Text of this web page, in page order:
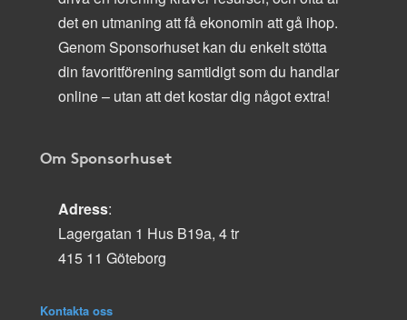
det en utmaning att få ekonomin att gå ihop.
Genom Sponsorhuset kan du enkelt stötta
din favoritförening samtidigt som du handlar
online – utan att det kostar dig något extra!
Om Sponsorhuset
Adress:
Lagergatan 1 Hus B19a, 4 tr
415 11 Göteborg
Kontakta oss